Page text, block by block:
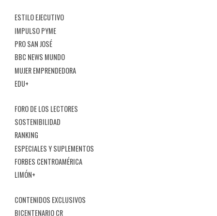
ESTILO EJECUTIVO
IMPULSO PYME
PRO SAN JOSÉ
BBC NEWS MUNDO
MUJER EMPRENDEDORA
EDU+
FORO DE LOS LECTORES
SOSTENIBILIDAD
RANKING
ESPECIALES Y SUPLEMENTOS
FORBES CENTROAMÉRICA
LIMÓN+
CONTENIDOS EXCLUSIVOS
BICENTENARIO CR